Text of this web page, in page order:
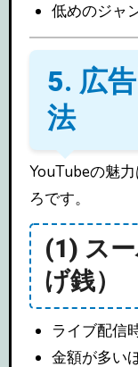
低めのジャ
5. 広
法
YouTubeの魅
ろです。
(1) ス
げ銭）
ライブ配信
金額が多い